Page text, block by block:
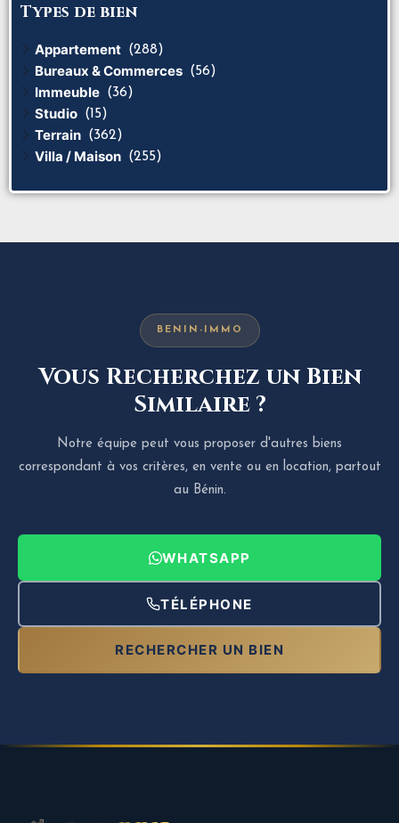
Types de bien
Appartement (288)
Bureaux & Commerces (56)
Immeuble (36)
Studio (15)
Terrain (362)
Villa / Maison (255)
BENIN-IMMO
Vous Recherchez un Bien
Similaire ?
Notre équipe peut vous proposer d'autres biens
correspondant à vos critères, en vente ou en location, partout
au Bénin.
WHATSAPP
TÉLÉPHONE
RECHERCHER UN BIEN